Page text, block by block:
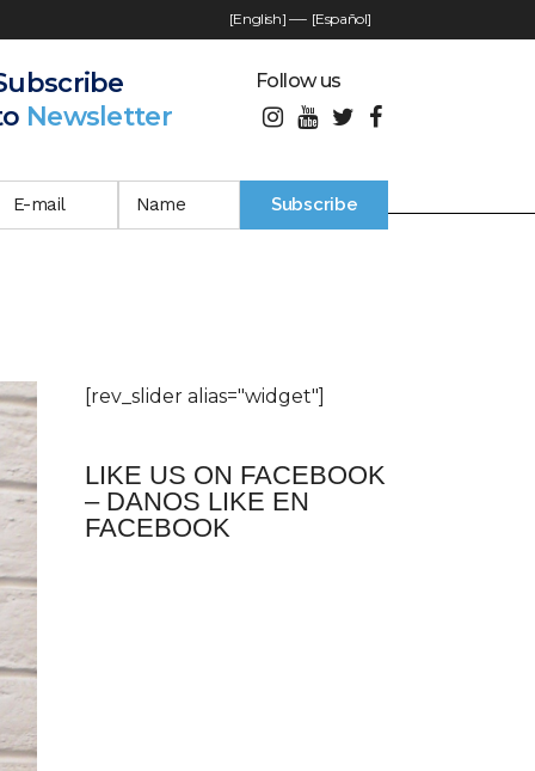
[English] —- [Español]
Newsletter
Follow us
[rev_slider alias="widget"]
LIKE US ON FACEBOOK
– DANOS LIKE EN
FACEBOOK